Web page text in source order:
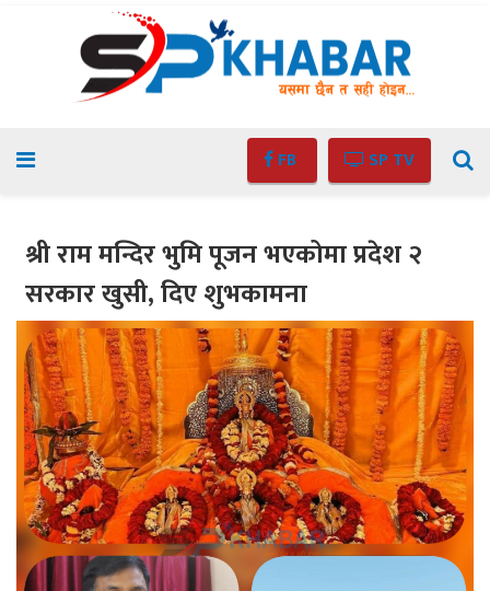
FB SP TV
श्री राम मन्दिर भुमि पूजन भएकोमा प्रदेश २
सरकार खुसी, दिए शुभकामना